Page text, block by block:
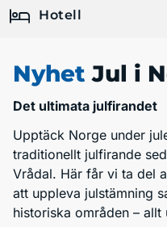
Hotell
Nyhet Jul i
Det ultimata julfirandet
Upptäck Norge under
traditionellt julfirande
Vrådal. Här får vi ta del
att uppleva julstämning
historiska områden – allt